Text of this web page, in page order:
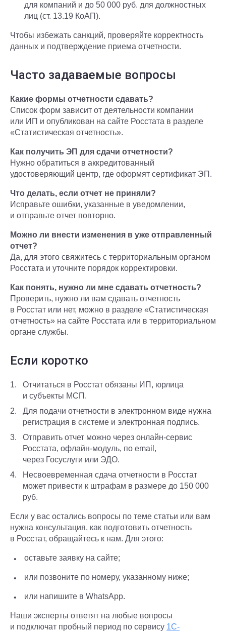
для компаний и до 50 000 руб. для должностных
лиц (ст. 13.19 КоАП).
Чтобы избежать санкций, проверяйте корректность
данных и подтверждение приема отчетности.
Часто задаваемые вопросы
Какие формы отчетности сдавать?
Список форм зависит от деятельности компании
или ИП и опубликован на сайте Росстата в разделе
«Статистическая отчетность».
Как получить ЭП для сдачи отчетности?
Нужно обратиться в аккредитованный
удостоверяющий центр, где оформят сертификат ЭП.
Что делать, если отчет не приняли?
Исправьте ошибки, указанные в уведомлении,
и отправьте отчет повторно.
Можно ли внести изменения в уже отправленный
отчет?
Да, для этого свяжитесь с территориальным органом
Росстата и уточните порядок корректировки.
Как понять, нужно ли мне сдавать отчетность?
Проверить, нужно ли вам сдавать отчетность
в Росстат или нет, можно в разделе «Статистическая
отчетность» на сайте Росстата или в территориальном
органе службы.
Если коротко
Отчитаться в Росстат обязаны ИП, юрлица
и субъекты МСП.
Для подачи отчетности в электронном виде нужна
регистрация в системе и электронная подпись.
Отправить отчет можно через онлайн-сервис
Росстата, офлайн-модуль, по email,
через Госуслуги или ЭДО.
Несвоевременная сдача отчетности в Росстат
может привести к штрафам в размере до 150 000
руб.
Если у вас остались вопросы по теме статьи или вам
нужна консультация, как подготовить отчетность
в Росстат, обращайтесь к нам. Для этого:
оставьте заявку на сайте;
или позвоните по номеру, указанному ниже;
или напишите в WhatsApp.
Наши эксперты ответят на любые вопросы
и подключат пробный период по сервису 1С-